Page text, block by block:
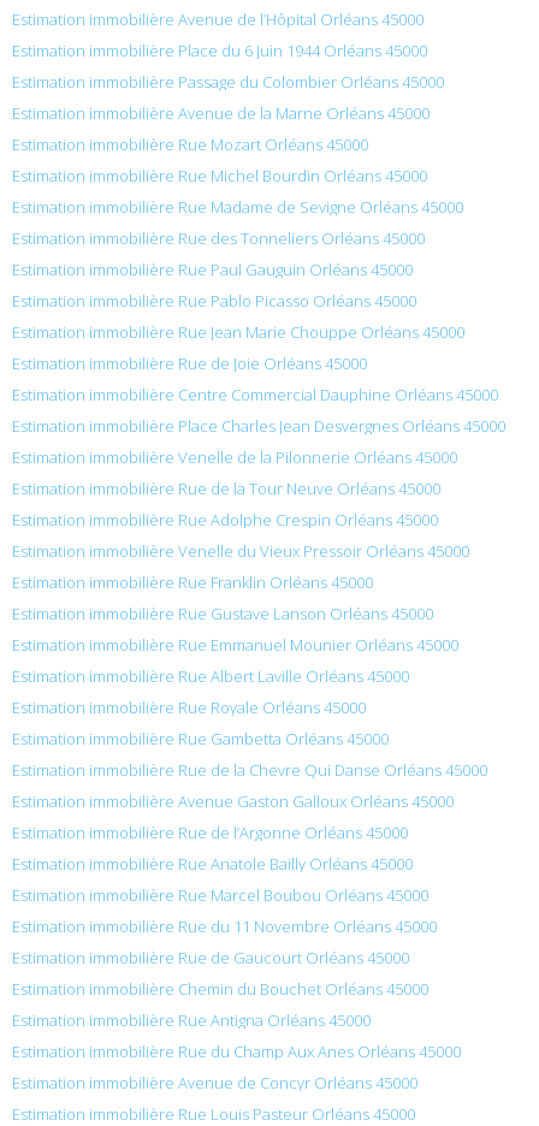
Estimation immobilière Avenue de l’Hôpital Orléans 45000
Estimation immobilière Place du 6 Juin 1944 Orléans 45000
Estimation immobilière Passage du Colombier Orléans 45000
Estimation immobilière Avenue de la Marne Orléans 45000
Estimation immobilière Rue Mozart Orléans 45000
Estimation immobilière Rue Michel Bourdin Orléans 45000
Estimation immobilière Rue Madame de Sevigne Orléans 45000
Estimation immobilière Rue des Tonneliers Orléans 45000
Estimation immobilière Rue Paul Gauguin Orléans 45000
Estimation immobilière Rue Pablo Picasso Orléans 45000
Estimation immobilière Rue Jean Marie Chouppe Orléans 45000
Estimation immobilière Rue de Joie Orléans 45000
Estimation immobilière Centre Commercial Dauphine Orléans 45000
Estimation immobilière Place Charles Jean Desvergnes Orléans 45000
Estimation immobilière Venelle de la Pilonnerie Orléans 45000
Estimation immobilière Rue de la Tour Neuve Orléans 45000
Estimation immobilière Rue Adolphe Crespin Orléans 45000
Estimation immobilière Venelle du Vieux Pressoir Orléans 45000
Estimation immobilière Rue Franklin Orléans 45000
Estimation immobilière Rue Gustave Lanson Orléans 45000
Estimation immobilière Rue Emmanuel Mounier Orléans 45000
Estimation immobilière Rue Albert Laville Orléans 45000
Estimation immobilière Rue Royale Orléans 45000
Estimation immobilière Rue Gambetta Orléans 45000
Estimation immobilière Rue de la Chevre Qui Danse Orléans 45000
Estimation immobilière Avenue Gaston Galloux Orléans 45000
Estimation immobilière Rue de l’Argonne Orléans 45000
Estimation immobilière Rue Anatole Bailly Orléans 45000
Estimation immobilière Rue Marcel Boubou Orléans 45000
Estimation immobilière Rue du 11 Novembre Orléans 45000
Estimation immobilière Rue de Gaucourt Orléans 45000
Estimation immobilière Chemin du Bouchet Orléans 45000
Estimation immobilière Rue Antigna Orléans 45000
Estimation immobilière Rue du Champ Aux Anes Orléans 45000
Estimation immobilière Avenue de Concyr Orléans 45000
Estimation immobilière Rue Louis Pasteur Orléans 45000